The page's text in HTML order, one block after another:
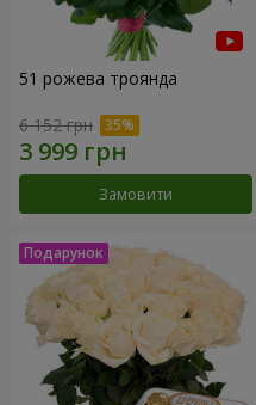
51 рожева троянда
6 152 грн
Замовити